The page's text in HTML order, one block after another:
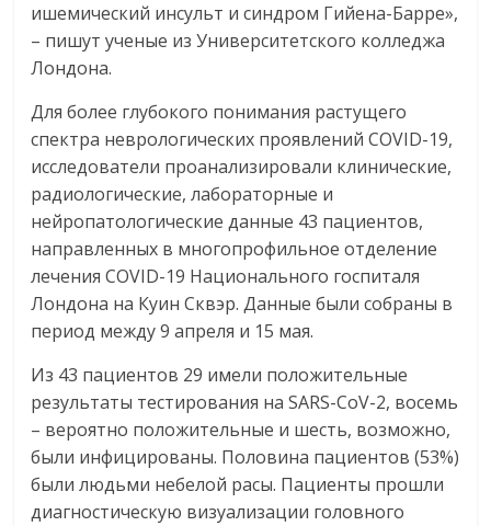
ишемический инсульт и синдром Гийена-Барре»,
– пишут ученые из Университетского колледжа
Лондона.
Для более глубокого понимания растущего
спектра неврологических проявлений COVID-19,
исследователи проанализировали клинические,
радиологические, лабораторные и
нейропатологические данные 43 пациентов,
направленных в многопрофильное отделение
лечения COVID-19 Национального госпиталя
Лондона на Куин Сквэр. Данные были собраны в
период между 9 апреля и 15 мая.
Из 43 пациентов 29 имели положительные
результаты тестирования на SARS-CoV-2, восемь
– вероятно положительные и шесть, возможно,
были инфицированы. Половина пациентов (53%)
были людьми небелой расы. Пациенты прошли
диагностическую визуализации головного